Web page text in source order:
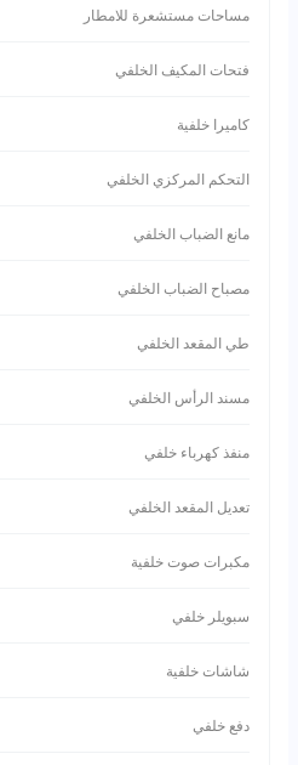
مساحات مستشعرة للامطار
فتحات المكيف الخلفي
كاميرا خلفية
التحكم المركزي الخلفي
مانع الضباب الخلفي
مصباح الضباب الخلفي
طي المقعد الخلفي
مسند الرأس الخلفي
منفذ كهرباء خلفي
تعديل المقعد الخلفي
مكبرات صوت خلفية
سبويلر خلفي
شاشات خلفية
دفع خلفي